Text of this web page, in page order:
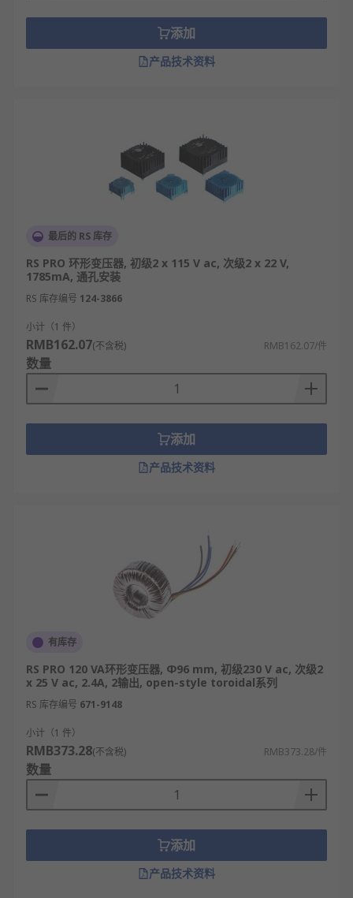
添加
产品技术资料
最后的 RS 库存
RS PRO 环形变压器, 初级2 x 115 V ac, 次级2 x 22 V,
1785mA, 通孔安装
RS 库存编号 124-3866
小计（1 件）
RMB162.07(不含税) RMB162.07/件
数量
添加
产品技术资料
有库存
RS PRO 120 VA环形变压器, Φ96 mm, 初级230 V ac, 次级2
x 25 V ac, 2.4A, 2输出, open-style toroidal系列
RS 库存编号 671-9148
小计（1 件）
RMB373.28(不含税) RMB373.28/件
数量
添加
产品技术资料